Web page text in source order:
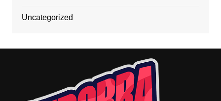
Uncategorized